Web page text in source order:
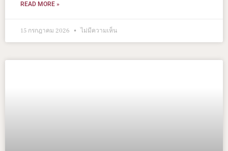
READ MORE »
15 กรกฎาคม 2026 ไม่มีความเห็น